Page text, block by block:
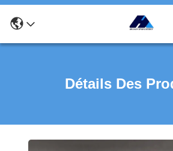
Détails Des